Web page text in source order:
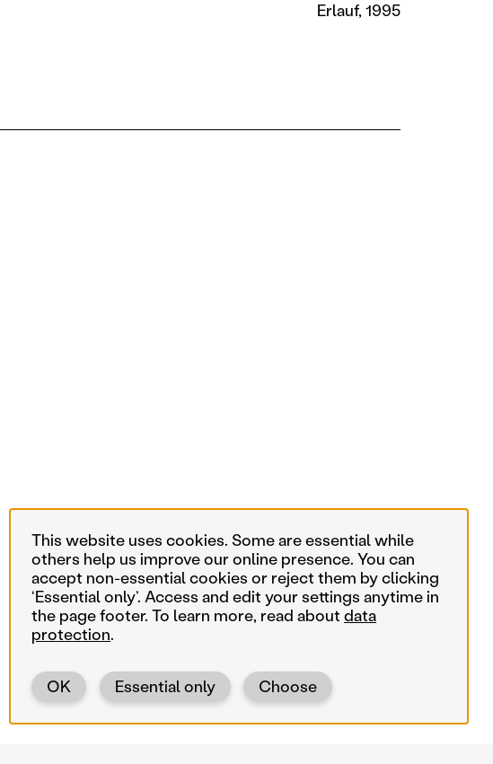
Erlauf, 1995
This website uses cookies. Some are essential while
others help us improve our online presence. You can
accept non-essential cookies or reject them by clicking
‘Essential only’. Access and edit your settings anytime in
the page footer. To learn more, read aboutdata
protection.
Choose
Essential only
OK